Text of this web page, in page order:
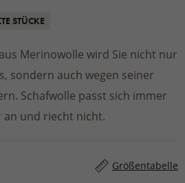
STÜCKE
Merinowolle wird Sie nicht nur
sondern auch wegen seiner
Schafwolle passt sich immer
und riecht nicht.
Größentabelle